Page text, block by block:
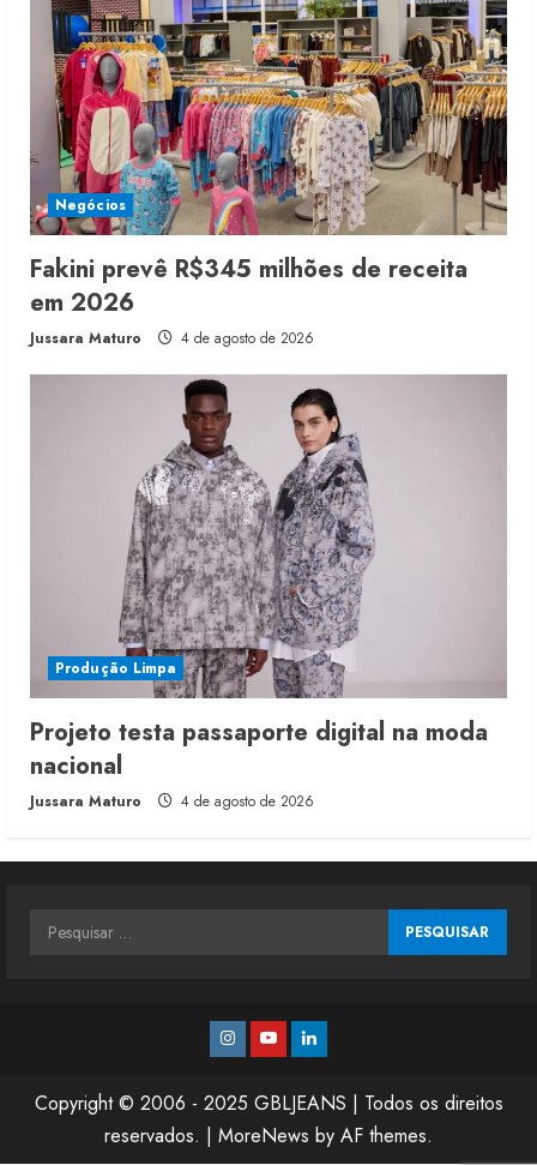
Negócios
Fakini prevê R$345 milhões de receita
em 2026
Jussara Maturo 4 de agosto de 2026
Produção Limpa
Projeto testa passaporte digital na moda
nacional
Jussara Maturo 4 de agosto de 2026
Pesquisar
Instagram
YoutubeLinkedin
Copyright © 2006 - 2025 GBLJEANS | Todos os direitos
reservados. | MoreNews by AF themes.